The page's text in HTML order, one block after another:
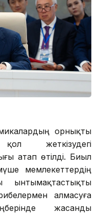
орнықты
жеткізудегі
атап өтілді. Биыл
мемлекеттердің
алмасуға
жасанды